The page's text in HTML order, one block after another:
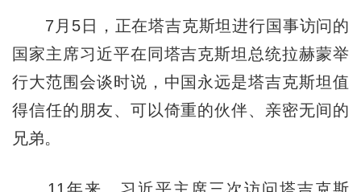
7月5日，正在塔吉克斯坦进行国事访问的
国家主席习近平在同塔吉克斯坦总统拉赫蒙举
行大范围会谈时说，中国永远是塔吉克斯坦值
得信任的朋友、可以倚重的伙伴、亲密无间的
兄弟。